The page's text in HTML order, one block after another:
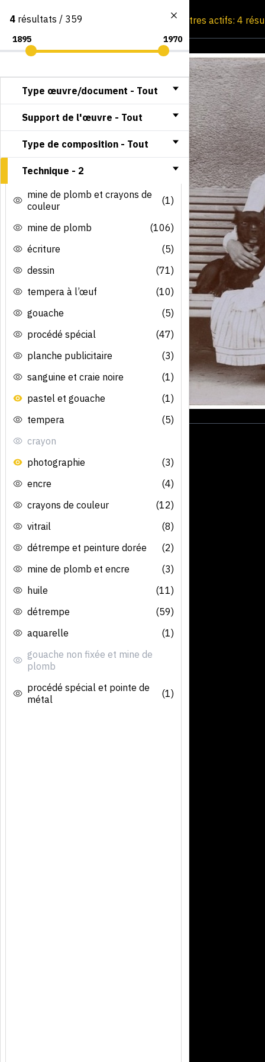
Consultation par image Filtres actifs: 4
4 résultats / 359
Type œuvre/document - Tout
Support de l'œuvre - Tout
Type de composition - Tout
Technique - 2
mine de plomb et crayons de
couleur
(1)
mine de plomb
(106)
écriture
(5)
dessin
(71)
tempera à l’œuf
(10)
gouache
(5)
procédé spécial
(47)
planche publicitaire
(3)
sanguine et craie noire
(1)
pastel et gouache
(1)
tempera
(5)
crayon
photographie
(3)
encre
(4)
crayons de couleur
(12)
vitrail
(8)
détrempe et peinture dorée
(2)
mine de plomb et encre
(3)
huile
(11)
détrempe
(59)
aquarelle
(1)
gouache non fixée et mine de
plomb
procédé spécial et pointe de
métal
(1)